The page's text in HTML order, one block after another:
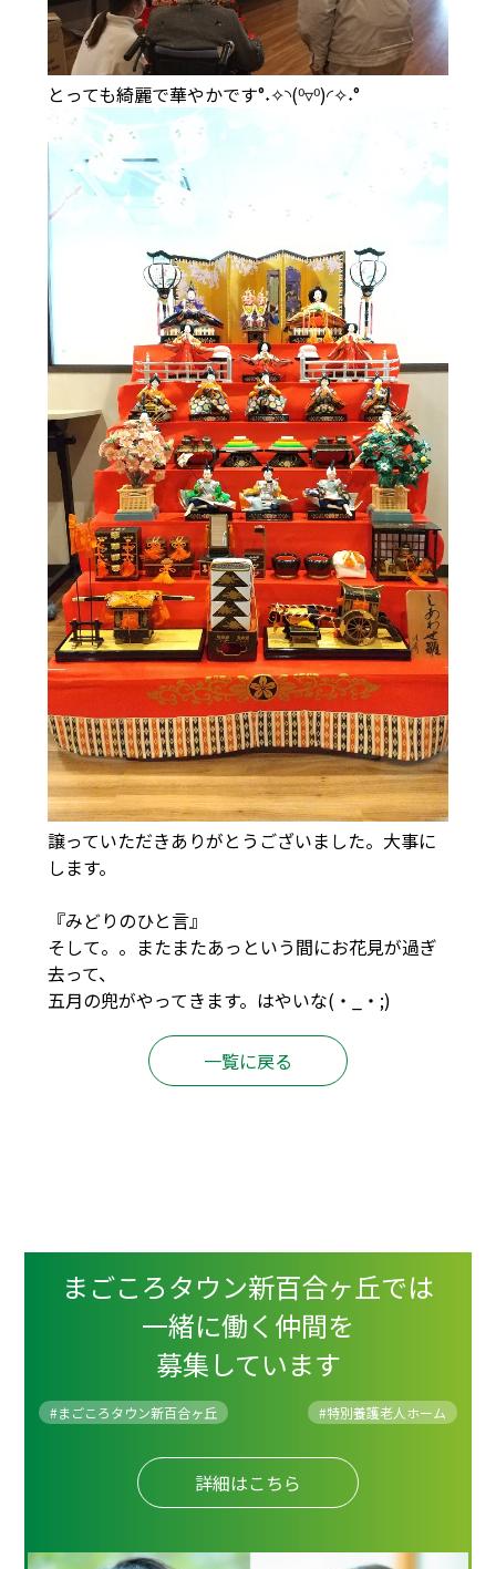
とっても綺麗で華やかです°˖✧◝(⁰▿⁰)◜✧˖°
譲っていただきありがとうございました。大事に
します。
『みどりのひと言』
そして。。またまたあっという間にお花見が過ぎ
去って、
五月の兜がやってきます。はやいな(・_・;)
一覧に戻る
まごころタウン新百合ヶ丘では
一緒に働く仲間を
募集しています
#まごころタウン新百合ヶ丘 #特別養護老人ホーム
詳細はこちら